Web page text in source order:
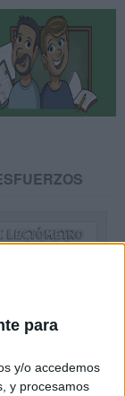
para
y/o accedemos
y procesamos